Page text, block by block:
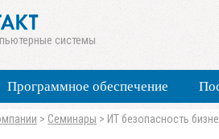
Программное обеспечение
системы
> Семинары > ИТ безопасность